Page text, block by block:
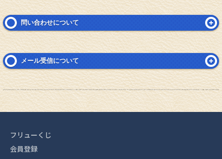
問い合わせについて
メール受信について
フリューくじ
会員登録